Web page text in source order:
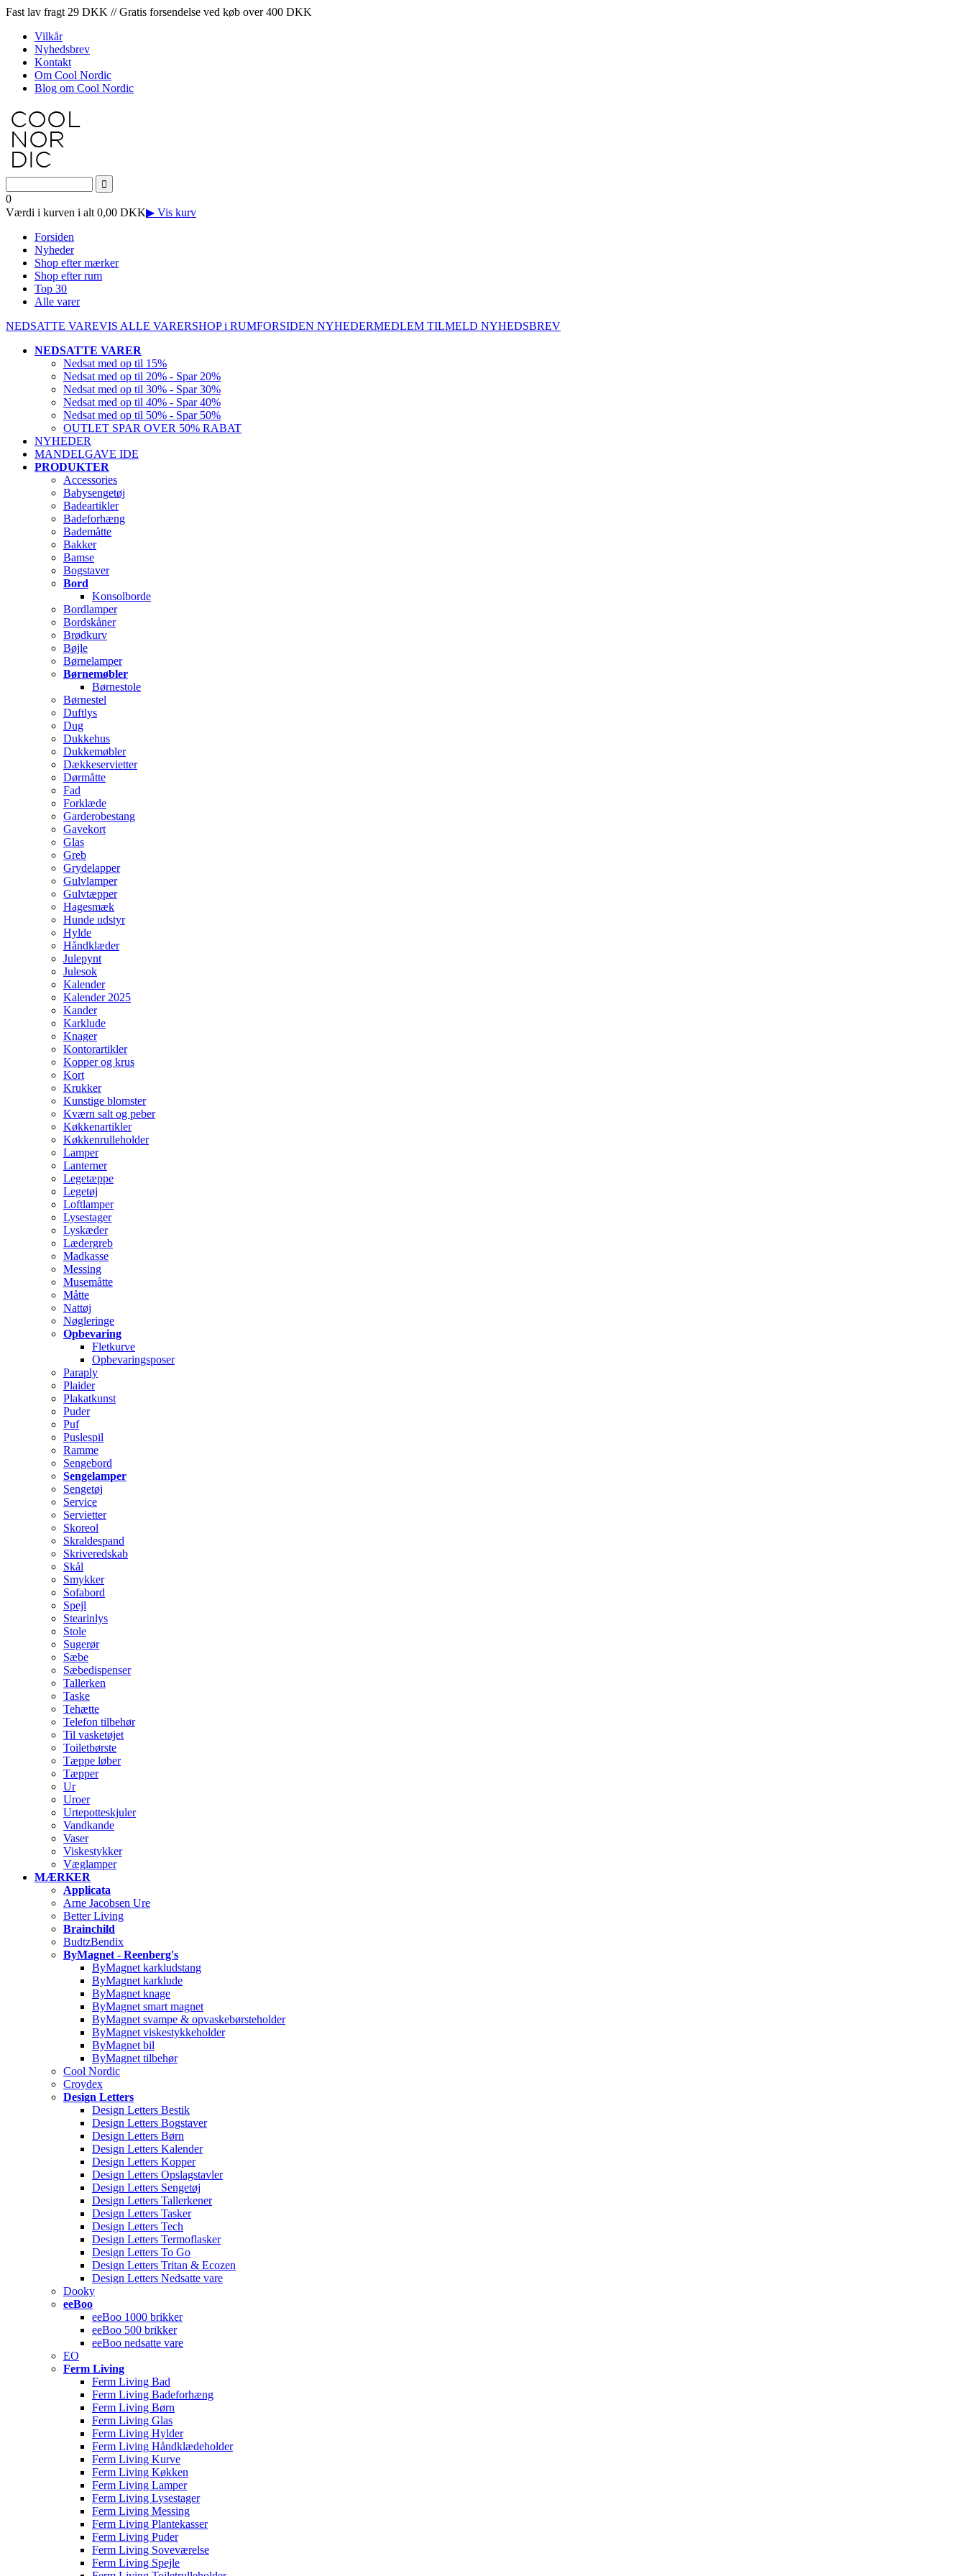
Fast lav fragt 29 DKK // Gratis forsendelse ved køb over 400 DKK
Vilkår
Nyhedsbrev
Kontakt
Om Cool Nordic
Blog om Cool Nordic
0
Værdi i kurven i alt 0,00 DKK▶ Vis kurv
Forsiden
Nyheder
Shop efter mærker
Shop efter rum
Top 30
Alle varer
NEDSATTE VAREVIS ALLE VARERSHOP i RUMFORSIDEN NYHEDERMEDLEM TILMELD NYHEDSBREV
NEDSATTE VARER
Nedsat med op til 15%
Nedsat med op til 20% - Spar 20%
Nedsat med op til 30% - Spar 30%
Nedsat med op til 40% - Spar 40%
Nedsat med op til 50% - Spar 50%
OUTLET SPAR OVER 50% RABAT
NYHEDER
MANDELGAVE IDE
PRODUKTER
Accessories
Babysengetøj
Badeartikler
Badeforhæng
Bademåtte
Bakker
Bamse
Bogstaver
Bord
Konsolborde
Bordlamper
Bordskåner
Brødkurv
Bøjle
Børnelamper
Børnemøbler
Børnestole
Børnestel
Duftlys
Dug
Dukkehus
Dukkemøbler
Dækkeservietter
Dørmåtte
Fad
Forklæde
Garderobestang
Gavekort
Glas
Greb
Grydelapper
Gulvlamper
Gulvtæpper
Hagesmæk
Hunde udstyr
Hylde
Håndklæder
Julepynt
Julesok
Kalender
Kalender 2025
Kander
Karklude
Knager
Kontorartikler
Kopper og krus
Kort
Krukker
Kunstige blomster
Kværn salt og peber
Køkkenartikler
Køkkenrulleholder
Lamper
Lanterner
Legetæppe
Legetøj
Loftlamper
Lysestager
Lyskæder
Lædergreb
Madkasse
Messing
Musemåtte
Måtte
Nattøj
Nøgleringe
Opbevaring
Fletkurve
Opbevaringsposer
Paraply
Plaider
Plakatkunst
Puder
Puf
Puslespil
Ramme
Sengebord
Sengelamper
Sengetøj
Service
Servietter
Skoreol
Skraldespand
Skriveredskab
Skål
Smykker
Sofabord
Spejl
Stearinlys
Stole
Sugerør
Sæbe
Sæbedispenser
Tallerken
Taske
Tehætte
Telefon tilbehør
Til vasketøjet
Toiletbørste
Tæppe løber
Tæpper
Ur
Uroer
Urtepotteskjuler
Vandkande
Vaser
Viskestykker
Væglamper
MÆRKER
Applicata
Arne Jacobsen Ure
Better Living
Brainchild
BudtzBendix
ByMagnet - Reenberg's
ByMagnet karkludstang
ByMagnet karklude
ByMagnet knage
ByMagnet smart magnet
ByMagnet svampe & opvaskebørsteholder
ByMagnet viskestykkeholder
ByMagnet bil
ByMagnet tilbehør
Cool Nordic
Croydex
Design Letters
Design Letters Bestik
Design Letters Bogstaver
Design Letters Børn
Design Letters Kalender
Design Letters Kopper
Design Letters Opslagstavler
Design Letters Sengetøj
Design Letters Tallerkener
Design Letters Tasker
Design Letters Tech
Design Letters Termoflasker
Design Letters To Go
Design Letters Tritan & Ecozen
Design Letters Nedsatte vare
Dooky
eeBoo
eeBoo 1000 brikker
eeBoo 500 brikker
eeBoo nedsatte vare
EO
Ferm Living
Ferm Living Bad
Ferm Living Badeforhæng
Ferm Living Børn
Ferm Living Glas
Ferm Living Hylder
Ferm Living Håndklædeholder
Ferm Living Kurve
Ferm Living Køkken
Ferm Living Lamper
Ferm Living Lysestager
Ferm Living Messing
Ferm Living Plantekasser
Ferm Living Puder
Ferm Living Soveværelse
Ferm Living Spejle